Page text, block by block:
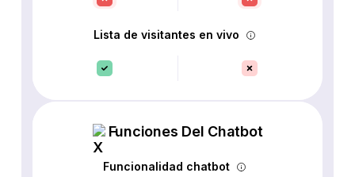
Lista de visitantes en vivo
Funciones Del Chatbot
Funcionalidad chatbot